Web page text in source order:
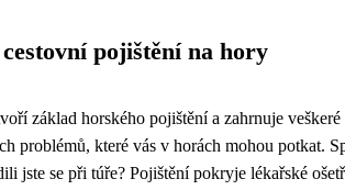
pojištění na hory
základ horského pojištění a zahrnuje veškeré
problémů, které vás v horách mohou potkat.
jste se při túře? Pojištění pokryje lékařské